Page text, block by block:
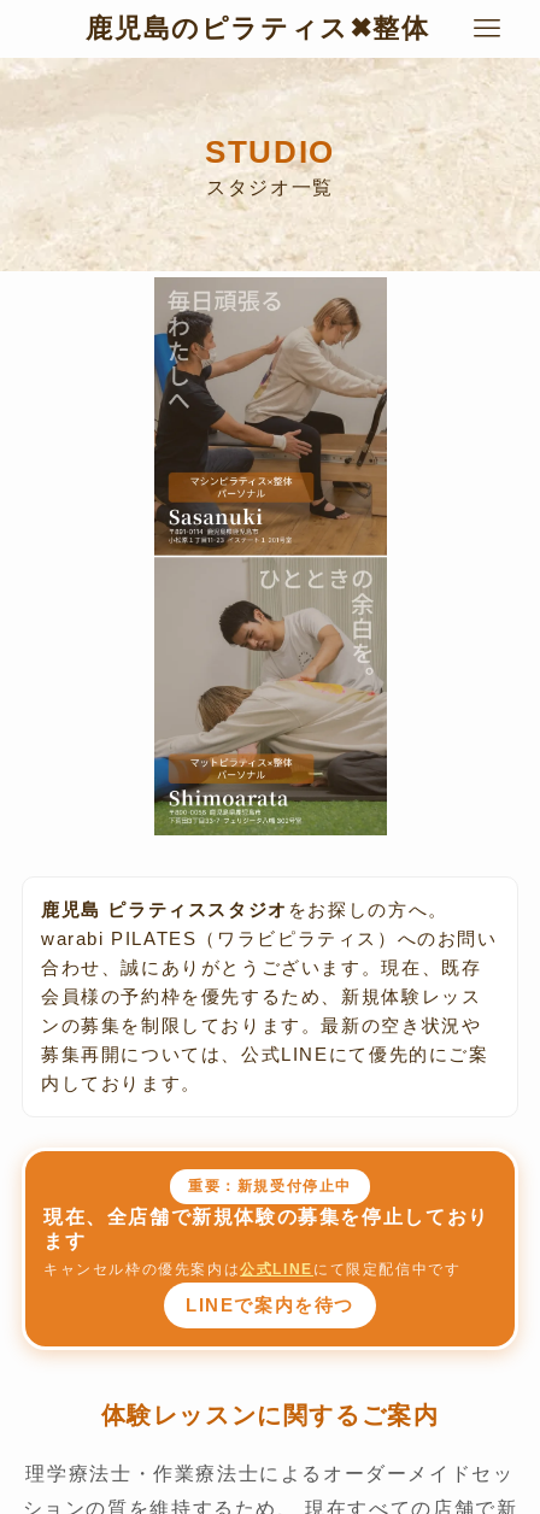
鹿児島のピラティス✖︎整体
STUDIO
鹿児島 ピラティススタジオ をお探しの方へ。
warabi PILATES（ワラビピラティス）へのお問い
合わせ、誠にありがとうございます。現在、既存
会員様の予約枠を優先するため、新規体験レッス
ンの募集を制限しております。最新の空き状況や
募集再開については、公式LINEにて優先的にご案
内しております。
重要：新規受付停止中
現在、全店舗で新規体験の募集を停止しており
ます
キャンセル枠の優先案内は公式LINE にて限定配信中です
LINEで案内を待つ
体験レッスンに関するご案内
理学療法士・作業療法士によるオーダーメイドセッ
ションの質を維持するため、
現在すべての店舗で新